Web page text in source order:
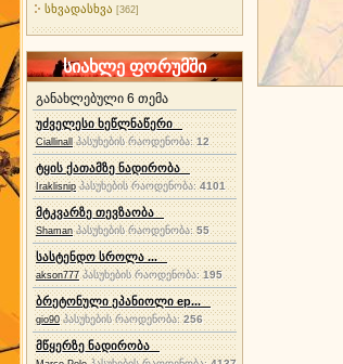
სხვადასხვა [362]
სიახლე ფორუმში
განახლებული 6 თემა
უძველესი ხეწლნაწერი
Ciallinall პასუხების რაოდენობა:12
ტყის ქათამზე ნადირობა
Iraklisnip პასუხების რაოდენობა: 4101
მტკვარზე თევზაობა
Shaman პასუხების რაოდენობა:55
სასტენდო სროლა ...
akson777 პასუხების რაოდენობა:195
ბრეტონული ეპანიოლი ep...
gio90 პასუხების რაოდენობა:256
მწყერზე ნადირობა